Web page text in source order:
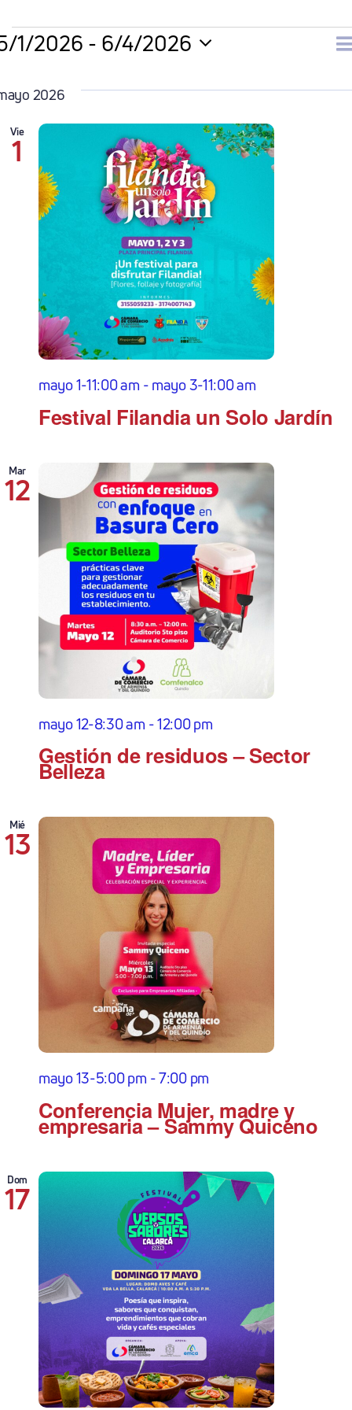
1/2026 - 6/4/2026
2026
Vie
1
Festival Filandia un Solo Jardín
mayo 1-11:00 am -mayo 3-11:00 am
Mar
12
Gestión de residuos – Sector
Belleza
mayo 12-8:30 am -12:00 pm
Mié
13
Conferencia Mujer, madre y
empresaria – Sammy Quiceno
mayo 13-5:00 pm -7:00 pm
Dom
17